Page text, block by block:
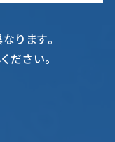
ります。
ださい。